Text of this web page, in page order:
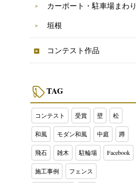
カーポート・駐車場まわり
垣根
コンテスト作品
TAG
コンテスト 受賞 壁 松
和風 モダン和風 中庭 蹲
飛石 雑木 駐輪場 Facebook
施工事例 フェンス